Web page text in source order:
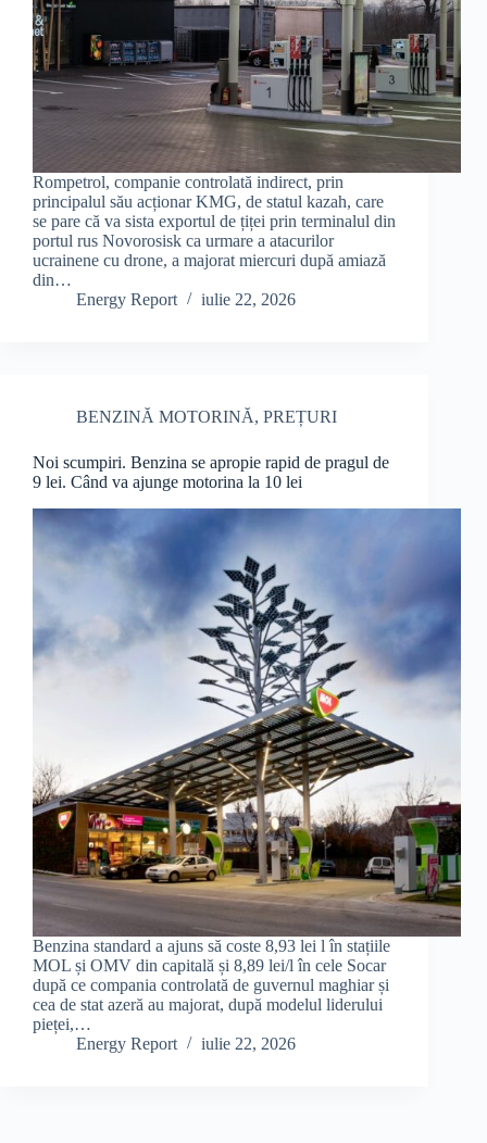
Rompetrol, companie controlată indirect, prin
principalul său acționar KMG, de statul kazah, care
se pare că va sista exportul de țiței prin terminalul din
portul rus Novorosisk ca urmare a atacurilor
ucrainene cu drone, a majorat miercuri după amiază
din…
Energy Report
iulie 22, 2026
BENZINĂ MOTORINĂ, PREȚURI
Noi scumpiri. Benzina se apropie rapid de pragul de
9 lei. Când va ajunge motorina la 10 lei
Benzina standard a ajuns să coste 8,93 lei l în stațiile
MOL și OMV din capitală și 8,89 lei/l în cele Socar
după ce compania controlată de guvernul maghiar și
cea de stat azeră au majorat, după modelul liderului
pieței,…
Energy Report
iulie 22, 2026